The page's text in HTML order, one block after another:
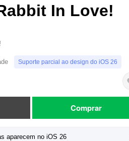
In Love!
Suporte parcial ao design do iOS 26
Comprar
aparecem no iOS 26